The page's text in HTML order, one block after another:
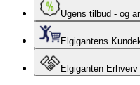
Ugens tilbud - og
Elgigantens
Elgiganten Erhverv